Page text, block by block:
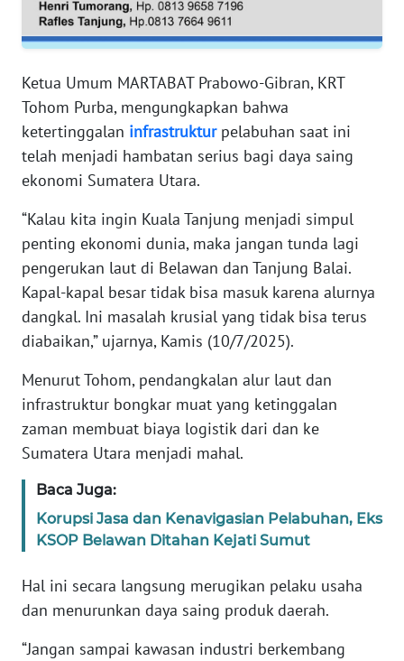
Ketua Umum MARTABAT Prabowo-Gibran, KRT
Tohom Purba, mengungkapkan bahwa
ketertinggalan infrastrukturpelabuhan saat ini
telah menjadi hambatan serius bagi daya saing
ekonomi Sumatera Utara.
“Kalau kita ingin Kuala Tanjung menjadi simpul
penting ekonomi dunia, maka jangan tunda lagi
pengerukan laut di Belawan dan Tanjung Balai.
Kapal-kapal besar tidak bisa masuk karena alurnya
dangkal. Ini masalah krusial yang tidak bisa terus
diabaikan,” ujarnya, Kamis (10/7/2025).
Menurut Tohom, pendangkalan alur laut dan
infrastruktur bongkar muat yang ketinggalan
zaman membuat biaya logistik dari dan ke
Sumatera Utara menjadi mahal.
Baca Juga:
Korupsi Jasa dan Kenavigasian Pelabuhan, Eks
KSOP Belawan Ditahan Kejati Sumut
Hal ini secara langsung merugikan pelaku usaha
dan menurunkan daya saing produk daerah.
“Jangan sampai kawasan industri berkembang
WN
SERAMBI
WN
JAMBI
WN
WN
NTB
WN
SULTENG
WN
BABEL
WN
WN
WN